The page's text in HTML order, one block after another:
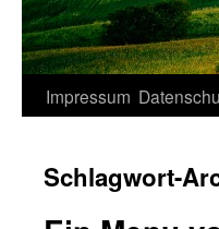
Zum
springen
Impressum
Schlagwort-